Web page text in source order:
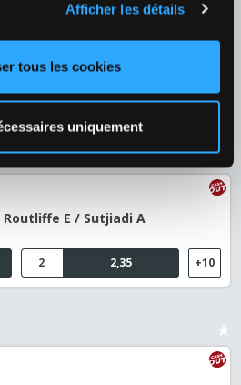
Afficher les détails
tous les cookies
uniquement
1,23
2 +39
Dobles
Routliffe E / Sutjiadi A
2,35
2 +10